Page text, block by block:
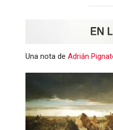
Una nota de Adrián